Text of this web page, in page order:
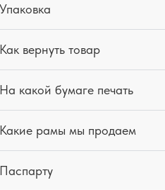
Упаковка
Как вернуть товар
На какой бумаге печать
Какие рамы мы продаем
Паспарту